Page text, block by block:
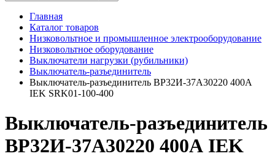
Главная
Каталог товаров
Низковольтное и промышленное электрооборудование
Низковольтное оборудование
Выключатели нагрузки (рубильники)
Выключатель-разъединитель
Выключатель-разъединитель ВР32И-37А30220 400А
IEK SRK01-100-400
Выключатель-разъединитель
ВР32И-37А30220 400А IEK